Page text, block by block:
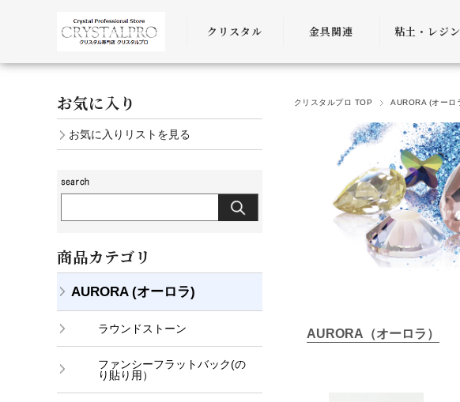
クリスタル
SWAROVSKI
金具関連
金具
チェーン
ﾜｲﾔｰ・ﾋﾓ・ｺﾞﾑ
粘土・レジン
粘土・粘土土
レジン
クリスタルプロ TOP AURORA (オーロ
AURORA（オーロラ）
お気に入り
お気に入りリストを見る
商品カテゴリ
AURORA (オーロラ)
ラウンドストーン
ファンシーフラットバック(の
り貼り用）